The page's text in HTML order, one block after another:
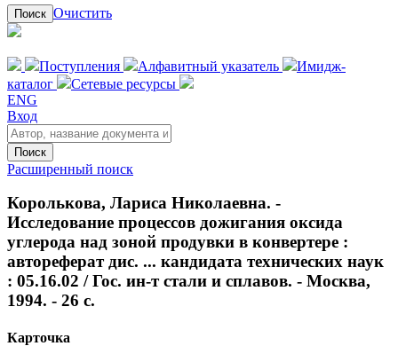
Поиск Очистить
Поступления Алфавитный указатель
Имидж-
каталог
Сетевые ресурсы
ENG
Вход
Поиск
Расширенный поиск
Королькова, Лариса Николаевна. -
Исследование процессов дожигания оксида
углерода над зоной продувки в конвертере :
автореферат дис. ... кандидата технических наук
: 05.16.02 / Гос. ин-т стали и сплавов. - Москва,
1994. - 26 с.
Карточка